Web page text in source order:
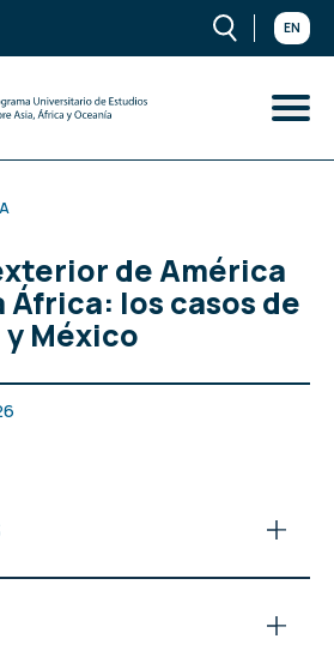
EN
de América
África: los casos de
México